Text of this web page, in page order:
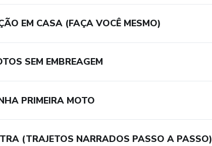
EM CASA (FAÇA VOCÊ MESMO)
SEM EMBREAGEM
PRIMEIRA MOTO
(TRAJETOS NARRADOS PASSO A PASSO)